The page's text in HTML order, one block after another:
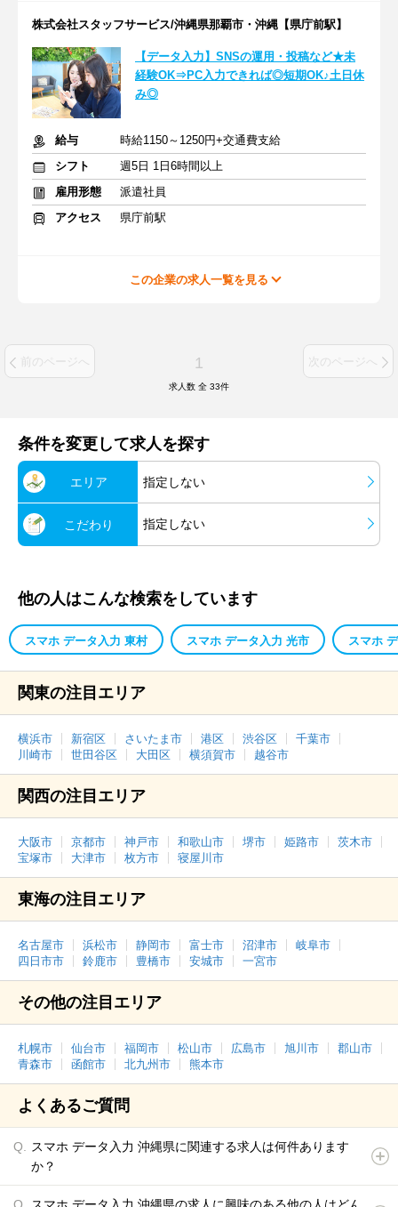
株式会社スタッフサービス/沖縄県那覇市・沖縄【県庁前駅】
【データ入力】SNSの運用・投稿など★未
経験OK⇒PC入力できれば◎短期OK♪土日休
み◎
給与
時給1150～1250円+交通費支給
シフト
週5日 1日6時間以上
雇用形態
派遣社員
アクセス
県庁前駅
この企業の求人一覧を見る
前のページへ 1 次のページへ
求人数 全 33件
条件を変更して求人を探す
エリア 指定しない
こだわり 指定しない
他の人はこんな検索をしています
スマホ データ入力 東村 スマホ データ入力 光市 スマホ
関東の注目エリア
横浜市 新宿区 さいたま市 港区 渋谷区
千葉市
川崎市
世田谷区 大田区 横須賀市 越谷市
関西の注目エリア
大阪市 京都市 神戸市 和歌山市 堺市 姫路市
茨木市
宝塚市
大津市 枚方市 寝屋川市
東海の注目エリア
名古屋市 浜松市 静岡市 富士市 沼津市
岐阜市
四日市市
鈴鹿市 豊橋市 安城市 一宮市
その他の注目エリア
札幌市 仙台市 福岡市 松山市 広島市 旭川市
郡山市
青森市
函館市 北九州市 熊本市
よくあるご質問
スマホ データ入力 沖縄県に関連する求人は何件あります
か？